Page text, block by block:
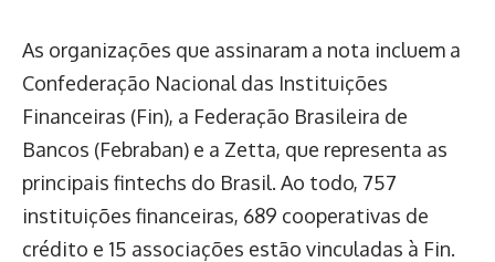
As organizações que assinaram a nota incluem a
Confederação Nacional das Instituições
Financeiras (Fin), a Federação Brasileira de
Bancos (Febraban) e a Zetta, que representa as
principais fintechs do Brasil. Ao todo, 757
instituições financeiras, 689 cooperativas de
crédito e 15 associações estão vinculadas à Fin.